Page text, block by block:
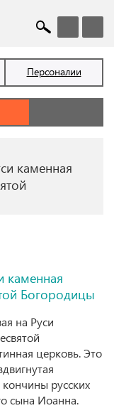
Персоналии
каменная
каменная
Богородицы
на Руси
церковь. Это
русских
сына Иоанна.